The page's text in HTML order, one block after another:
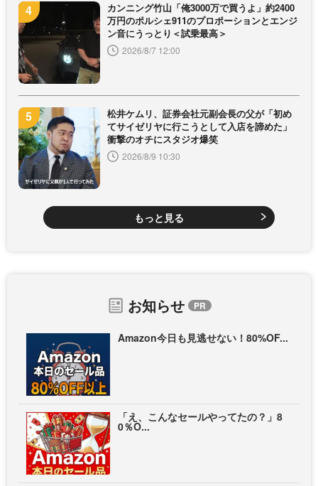
カンニング竹山「俺3000万で買うよ」約2400
万円のポルシェ911のプロポーションとエンジ
ン音にうっとり＜試乗最高＞
2026/8/7 12:00
松井ケムリ、証券会社元副会長の父が「初め
てサイゼリヤに行こうとして入店を諦めた」
衝撃のオチにスタジオ爆笑
2026/8/9 10:30
もっと見る
お知らせ
Amazon今日も見逃せない！80%OF...
「え、こんなセールやってたの？」8
0％O...